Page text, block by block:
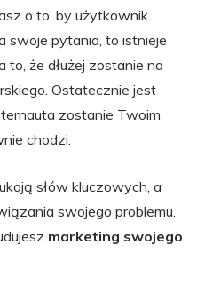
o to, by użytkownik
swoje pytania, to istnieje
że dłużej zostanie na
Ostatecznie jest
zostanie Twoim
chodzi.
słów kluczowych, a
swojego problemu.
marketing swojego